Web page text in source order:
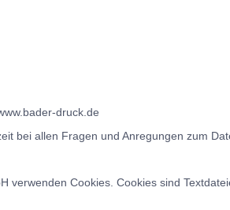
druck.de
bei allen Fragen und Anregungen zum
verwenden Cookies. Cookies sind